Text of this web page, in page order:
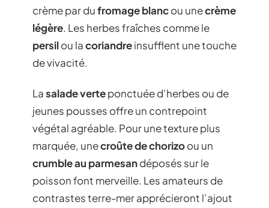
crème par dufromage blancou unecrème
légère. Les herbes fraîches comme le
persilou lacoriandreinsufflent une touche
de vivacité.
Lasalade verteponctuée d’herbes ou de
jeunes pousses offre un contrepoint
végétal agréable. Pour une texture plus
marquée, unecroûte de chorizoou un
crumble au parmesandéposés sur le
poisson font merveille. Les amateurs de
contrastes terre-mer apprécieront l’ajout